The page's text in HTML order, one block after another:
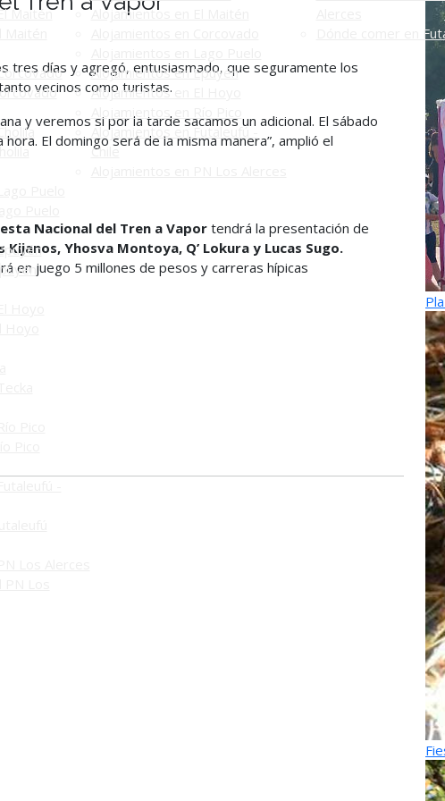
Maitén
Alojamientos en El Maitén
Alojamientos en Epuyén
Alojamientos en El Hoyo
Alojamientos en Río Pico
Alojamientos en Futaleufú -
Chile
Dónde comer en
tres días y agregó, entusiasmado, que seguramente los
vecinos como turistas.
y veremos si por la tarde sacamos un adicional. El sábado
El domingo será de la misma manera”, amplió el
Nacional del Tren a Vaportendrá la presentación de
Kijanos, Yhosva Montoya, Q’ Lokura y Lucas Sugo.
en juego 5 millones de pesos y carreras hípicas